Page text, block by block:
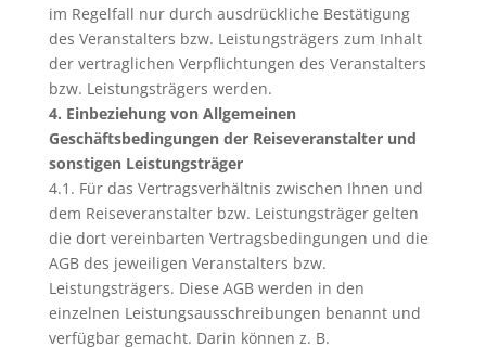
im Regelfall nur durch ausdrückliche Bestätigung
des Veranstalters bzw. Leistungsträgers zum Inhalt
der vertraglichen Verpflichtungen des Veranstalters
bzw. Leistungsträgers werden.
4. Einbeziehung von Allgemeinen
Geschäftsbedingungen der Reiseveranstalter und
sonstigen Leistungsträger
4.1. Für das Vertragsverhältnis zwischen Ihnen und
dem Reiseveranstalter bzw. Leistungsträger gelten
die dort vereinbarten Vertragsbedingungen und die
AGB des jeweiligen Veranstalters bzw.
Leistungsträgers. Diese AGB werden in den
einzelnen Leistungsausschreibungen benannt und
verfügbar gemacht. Darin können z. B.